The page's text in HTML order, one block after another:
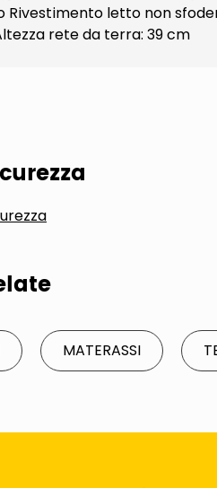
Rivestimento letto non
rete da terra: 39 cm
MATERASSI